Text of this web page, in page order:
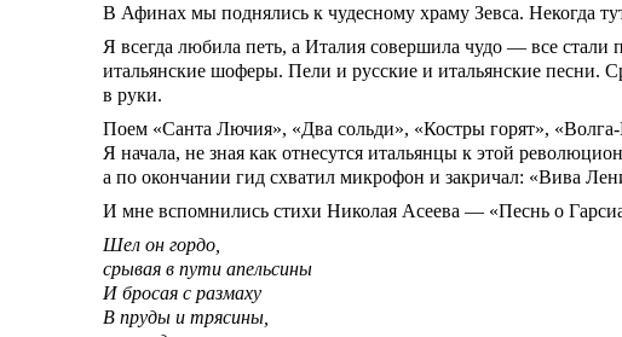
В Афинах мы поднялись к чудесному храму Зевса. Некогда
Я всегда любила петь, а Италия совершила чудо — все стали
итальянские шоферы. Пели и русские и итальянские песни.
в руки.
Поем «Санта Лючия», «Два сольди», «Костры горят»,
Я начала, не зная как отнесутся итальянцы к этой
а по окончании гид схватил микрофон и закричал: «Вива
И мне вспомнились стихи Николая Асеева — «Песнь о
Шел он гордо,
срывая в пути апельсины
И бросая с размаху
В пруды и трясины,